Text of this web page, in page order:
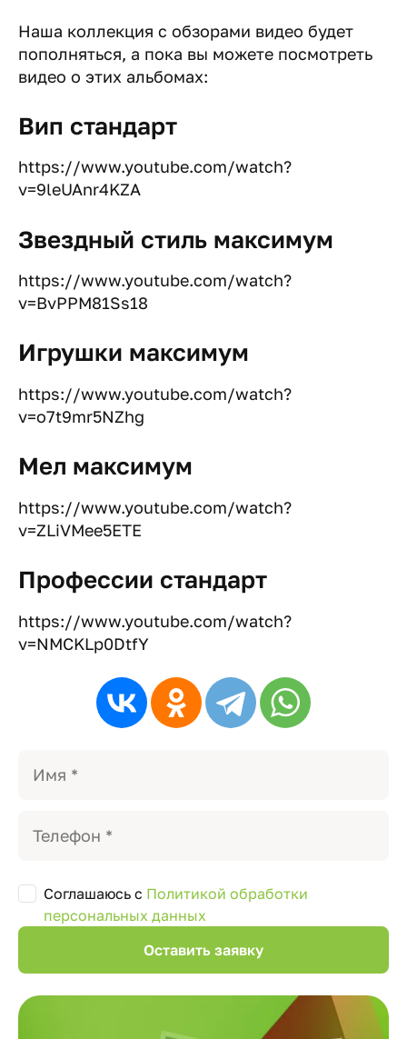
Наша коллекция с обзорами видео будет
пополняться, а пока вы можете посмотреть
видео о этих альбомах:
Вип стандарт
https://www.youtube.com/watch?
v=9leUAnr4KZA
Звездный стиль максимум
https://www.youtube.com/watch?
v=BvPPM81Ss18
Игрушки максимум
https://www.youtube.com/watch?
v=o7t9mr5NZhg
Мел максимум
https://www.youtube.com/watch?
v=ZLiVMee5ETE
Профессии стандарт
https://www.youtube.com/watch?
v=NMCKLp0DtfY
Соглашаюсь с Политикой обработки
персональных данных